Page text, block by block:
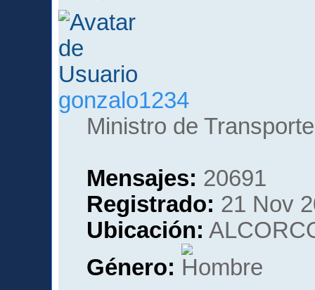
gonzalo1234
Ministro de Transporte
Mensajes: 20691
Registrado: 21 Nov
Ubicación:
Género: